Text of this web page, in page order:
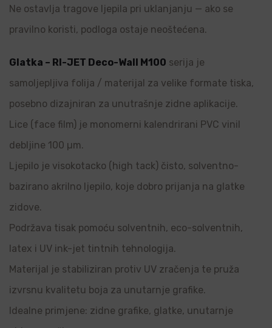
Ne ostavlja tragove ljepila pri uklanjanju — ako se
pravilno koristi, podloga ostaje neoštećena.
Glatka – RI-JET Deco-Wall M100 serija je
samoljepljiva folija / materijal za velike formate tiska,
posebno dizajniran za unutrašnje zidne aplikacije.
Lice (face film) je monomerni kalendrirani PVC vinil
debljine 100 µm.
Ljepilo je visokotacko (high tack) čisto, solventno-
bazirano akrilno ljepilo, koje dobro prijanja na glatke
zidove.
Podržava tisak pomoću solventnih, eco-solventnih,
latex i UV ink-jet tintnih tehnologija.
Materijal je stabiliziran protiv UV zračenja te pruža
izvrsnu kvalitetu boja za unutarnje grafike.
Idealne primjene: zidne grafike, glatke, unutarnje